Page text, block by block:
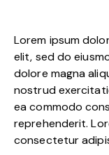
Lorem ipsum
elit, sed do
dolore magna
nostrud
ea commodo
reprehenderit.
consectetur